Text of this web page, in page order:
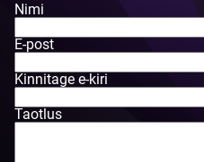
Nimi
E-post
Kinnitage e-kiri
Taotlus